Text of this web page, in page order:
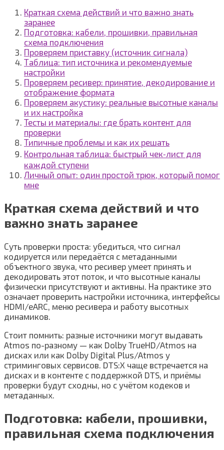
Краткая схема действий и что важно знать
заранее
Подготовка: кабели, прошивки, правильная
схема подключения
Проверяем приставку (источник сигнала)
Таблица: тип источника и рекомендуемые
настройки
Проверяем ресивер: принятие, декодирование и
отображение формата
Проверяем акустику: реальные высотные каналы
и их настройка
Тесты и материалы: где брать контент для
проверки
Типичные проблемы и как их решать
Контрольная таблица: быстрый чек‑лист для
каждой ступени
Личный опыт: один простой трюк, который помог
мне
Краткая схема действий и что
важно знать заранее
Суть проверки проста: убедиться, что сигнал
кодируется или передаётся с метаданными
объектного звука, что ресивер умеет принять и
декодировать этот поток, и что высотные каналы
физически присутствуют и активны. На практике это
означает проверить настройки источника, интерфейсы
HDMI/eARC, меню ресивера и работу высотных
динамиков.
Стоит помнить: разные источники могут выдавать
Atmos по-разному — как Dolby TrueHD/Atmos на
дисках или как Dolby Digital Plus/Atmos у
стриминговых сервисов. DTS:X чаще встречается на
дисках и в контенте с поддержкой DTS, и приёмы
проверки будут сходны, но с учётом кодеков и
метаданных.
Подготовка: кабели, прошивки,
правильная схема подключения